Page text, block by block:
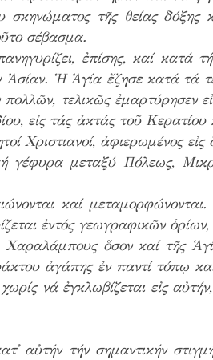
σκηνώματος τῆς θείας
σέβασμα.
ἐπίσης, καί κατά
Ἀσίαν. Ἡ Ἁγία ἔζησε κατά τά
τελικῶς ἐμαρτύρησεν
εἰς τάς ἀκτάς τοῦ
Χριστιανοί, ἀφιερωμένος
γέφυρα μεταξύ Πόλεως,
καί
ἐντός γεωγραφικῶν
ὅσον καί τῆς
ἀγάπης ἐν παντί τόπῳ
νά ἐγκλωβίζεται εἰς
τήν σημαντικήν